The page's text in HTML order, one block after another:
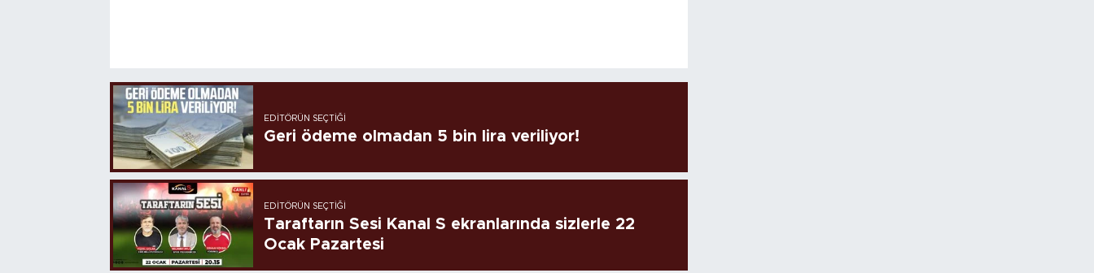
EDITÖRÜN SEÇTIĞI
Geri ödeme olmadan 5 bin lira veriliyor!
EDITÖRÜN SEÇTIĞI
Taraftarın Sesi Kanal S ekranlarında sizlerle 22
Ocak Pazartesi